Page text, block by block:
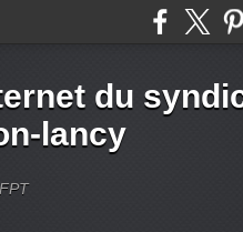
du
lancy